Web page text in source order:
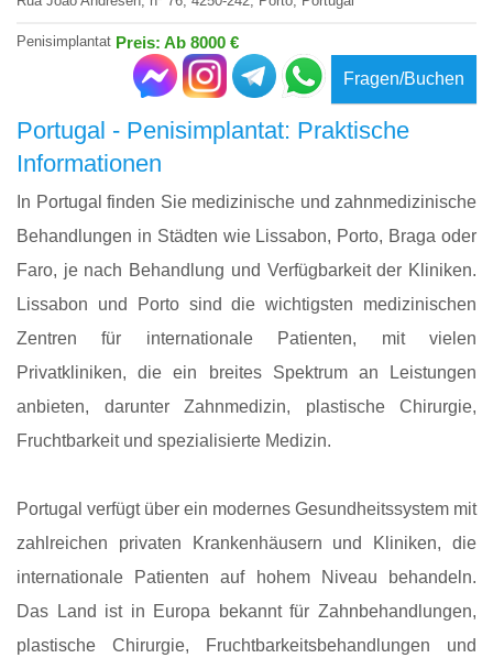
Penisimplantat Preis: Ab 8000 €
Fragen/Buchen
Portugal - Penisimplantat: Praktische
Informationen
In Portugal finden Sie medizinische und zahnmedizinische
Behandlungen in Städten wie Lissabon, Porto, Braga oder
Faro, je nach Behandlung und Verfügbarkeit der Kliniken.
Lissabon und Porto sind die wichtigsten medizinischen
Zentren für internationale Patienten, mit vielen
Privatkliniken, die ein breites Spektrum an Leistungen
anbieten, darunter Zahnmedizin, plastische Chirurgie,
Fruchtbarkeit und spezialisierte Medizin.
Portugal verfügt über ein modernes Gesundheitssystem mit
zahlreichen privaten Krankenhäusern und Kliniken, die
internationale Patienten auf hohem Niveau behandeln.
Das Land ist in Europa bekannt für Zahnbehandlungen,
plastische Chirurgie, Fruchtbarkeitsbehandlungen und